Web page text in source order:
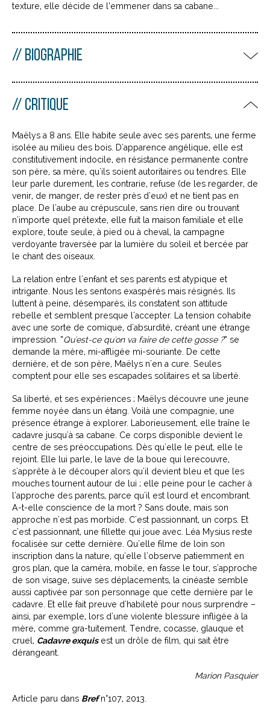
texture, elle décide de l’emmener dans sa cabane...
BIOGRAPHIE
CRITIQUE
Maëlys a 8 ans. Elle habite seule avec ses parents, une ferme
isolée au milieu des bois. D'apparence angélique, elle est
constitutivement indocile, en résistance permanente contre
son père, sa mère, qu'ils soient autoritaires ou tendres. Elle
leur parle durement, les contrarie, refuse (de les regarder, de
venir, de manger, de rester près d'eux) et ne tient pas en
place. De l'aube au crépuscule, sans rien dire ou trouvant
n'importe quel prétexte, elle fuit la maison familiale et elle
explore, toute seule, à pied ou à cheval, la campagne
verdoyante traversée par la lumière du soleil et bercée par
le chant des oiseaux.
La relation entre l'enfant et ses parents est atypique et
intrigante. Nous les sentons exaspérés mais résignés. Ils
luttent à peine, désemparés, ils constatent son attitude
rebelle et semblent presque l'accepter. La tension cohabite
avec une sorte de comique, d'absurdité, créant une étrange
impression. “Qu'est-ce qu'on va faire de cette gosse ?” se
demande la mère, mi-affligée mi-souriante. De cette
dernière, et de son père, Maëlys n'en a cure. Seules
comptent pour elle ses escapades solitaires et sa liberté.
Sa liberté, et ses expériences ; Maëlys découvre une jeune
femme noyée dans un étang. Voilà une compagnie, une
présence étrange à explorer. Laborieusement, elle traîne le
cadavre jusqu'à sa cabane. Ce corps disponible devient le
centre de ses préoccupations. Dès qu'elle le peut, elle le
rejoint. Elle lui parle, le lave de la boue qui lerecouvre,
s'apprête à le découper alors qu'il devient bleu et que les
mouches tournent autour de lui ; elle peine pour le cacher à
l'approche des parents, parce qu'il est lourd et encombrant.
A-t-elle conscience de la mort ? Sans doute, mais son
approche n'est pas morbide. C'est passionnant, un corps. Et
c'est passionnant, une fillette qui joue avec. Léa Mysius reste
focalisée sur cette dernière. Qu'elle filme de loin son
inscription dans la nature, qu'elle l'observe patiemment en
gros plan, que la caméra, mobile, en fasse le tour, s'approche
de son visage, suive ses déplacements, la cinéaste semble
aussi captivée par son personnage que cette dernière par le
cadavre. Et elle fait preuve d'habileté pour nous surprendre –
ainsi, par exemple, lors d'une violente blessure infligée à la
mère, comme gra-tuitement. Tendre, cocasse, glauque et
cruel, Cadavre exquisest un drôle de film, qui sait être
dérangeant.
Marion Pasquier
Article paru dans Brefn°107, 2013.